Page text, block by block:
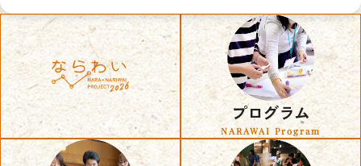
プログラム
NARAWAI Program